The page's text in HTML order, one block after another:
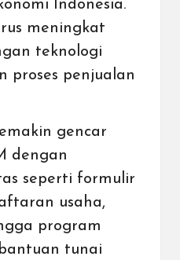
Indonesia.
meningkat
teknologi
proses penjualan
gencar
dengan
seperti formulir
usaha,
program
tunai